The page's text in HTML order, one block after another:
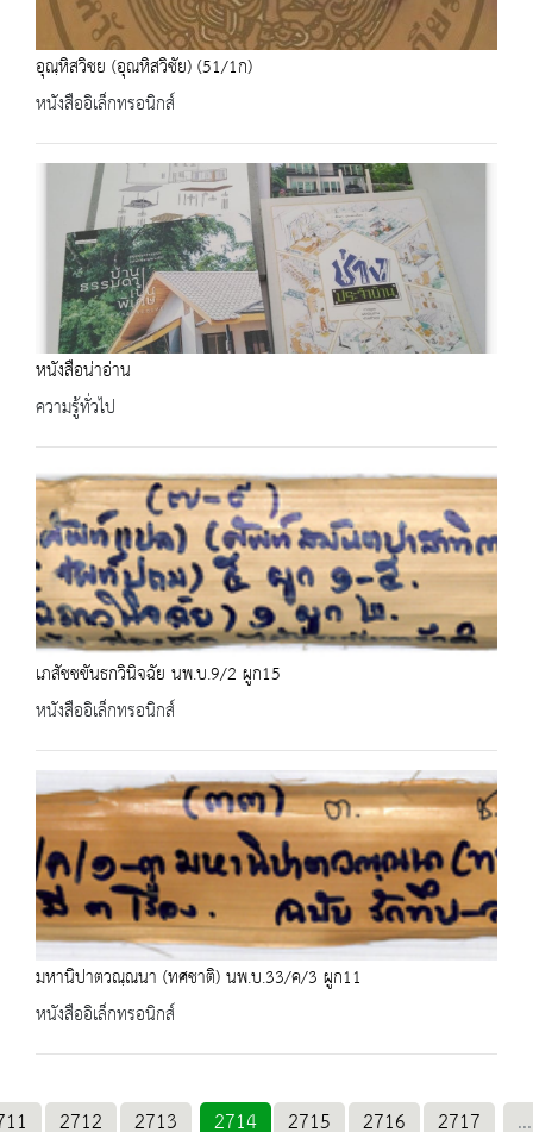
อุณฺหิสวิชย (อุณหิสวิชัย) (51/1ก)
หนังสืออิเล็กทรอนิกส์
หนังสือน่าอ่าน
ความรู้ทั่วไป
เภสัชชขันธกวินิจฉัย นพ.บ.9/2 ผูก15
หนังสืออิเล็กทรอนิกส์
มหานิปาตวณฺณนา (ทศชาติ) นพ.บ.33/ค/3 ผูก11
หนังสืออิเล็กทรอนิกส์
2712 2713 2714 2715 2716 2717 ...